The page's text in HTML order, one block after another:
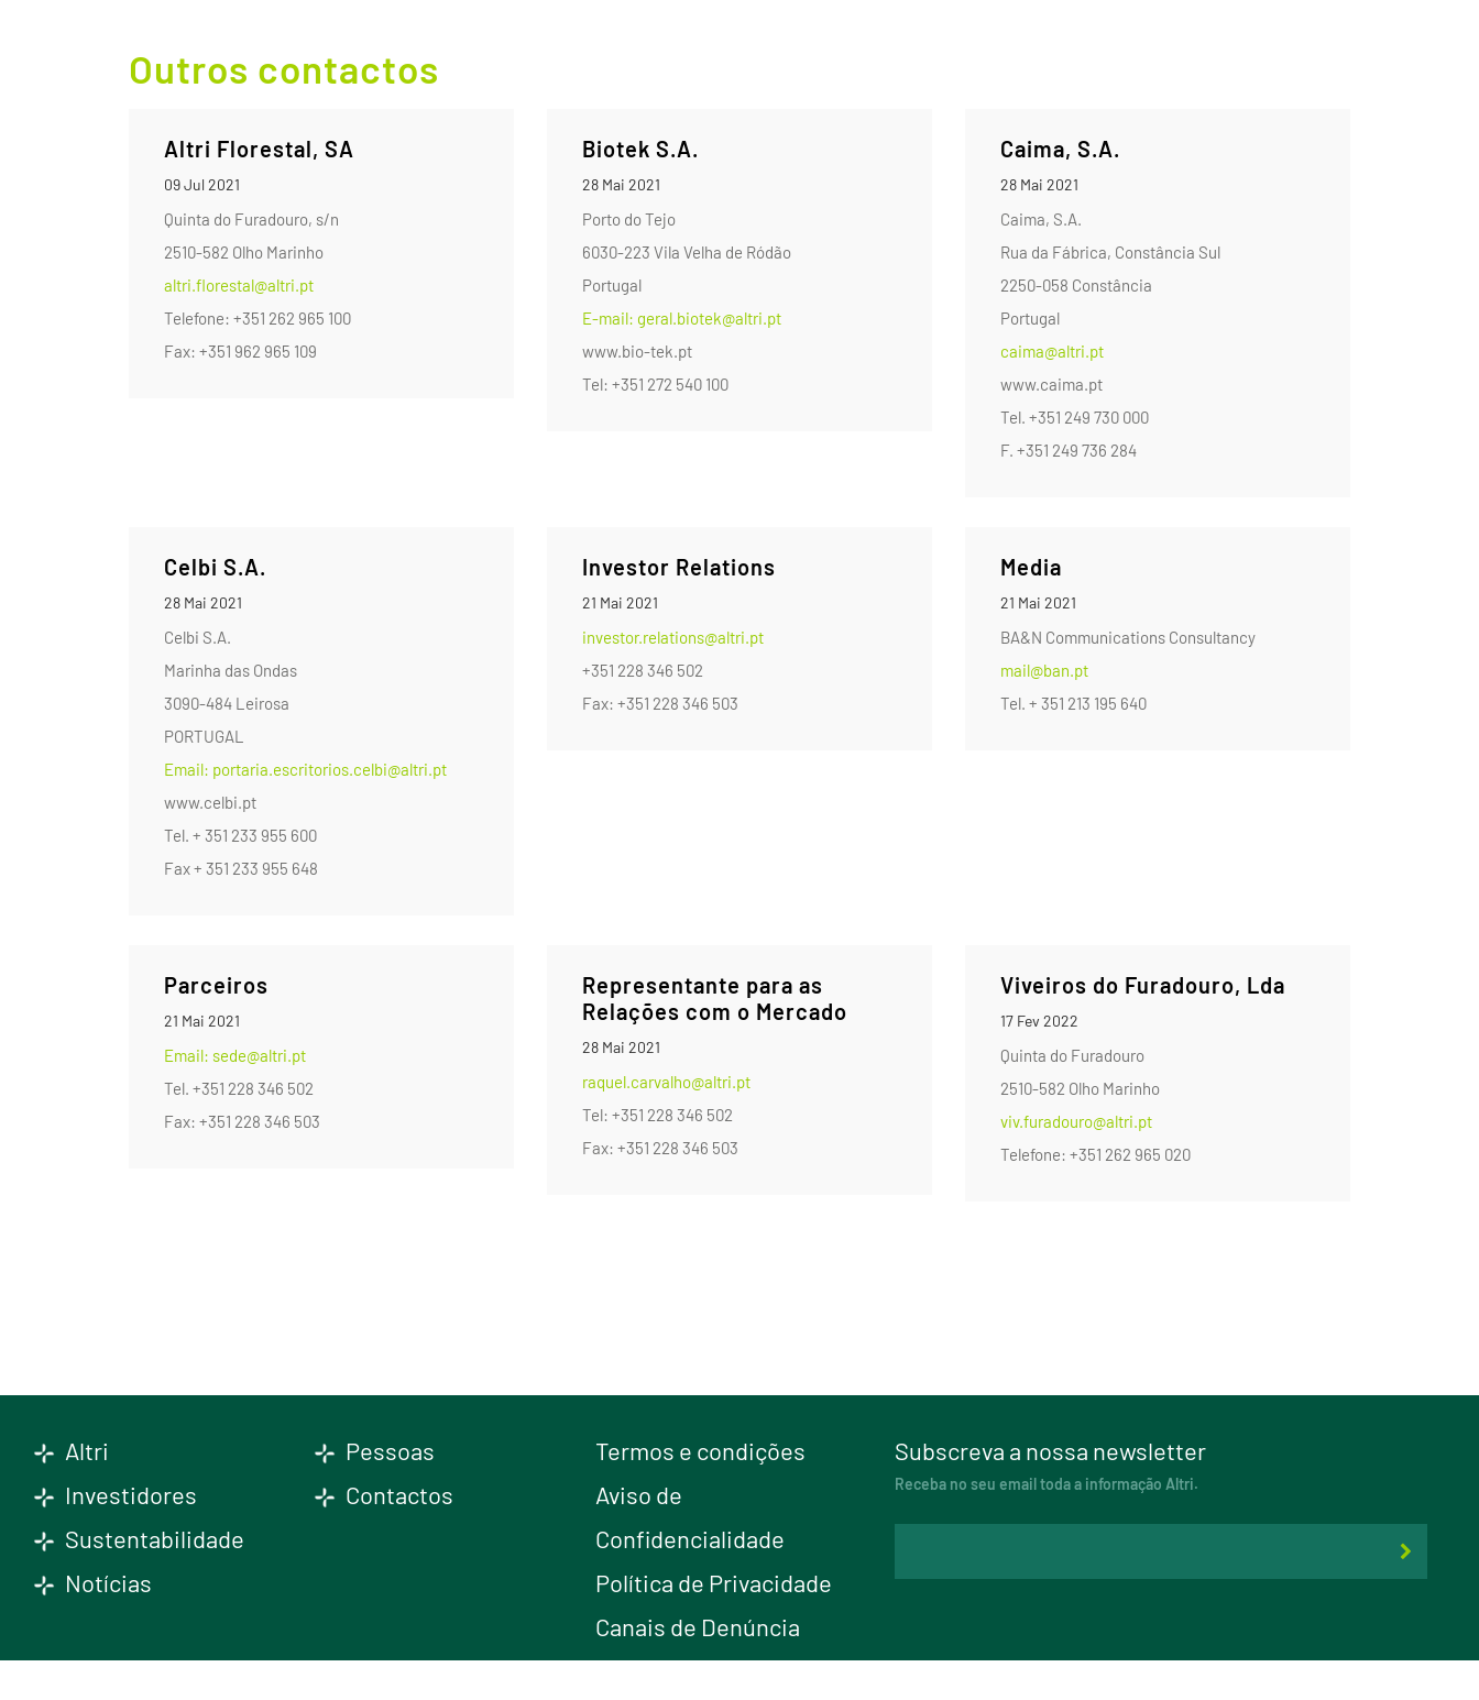
Outros contactos
Altri Florestal, SA
09 Jul 2021
Quinta do Furadouro, s/n
2510-582 Olho Marinho
altri.florestal@altri.pt
Telefone: +351 262 965 100
Fax: +351 962 965 109
Biotek S.A.
28 Mai 2021
Porto do Tejo
6030-223 Vila Velha de Ródão
Portugal
E-mail: geral.biotek@altri.pt
www.bio-tek.pt
Tel: +351 272 540 100
Caima, S.A.
28 Mai 2021
Caima, S.A.
Rua da Fábrica, Constância Sul
2250-058 Constância
Portugal
caima@altri.pt
www.caima.pt
Tel. +351 249 730 000
F. +351 249 736 284
Celbi S.A.
28 Mai 2021
Celbi S.A.
Marinha das Ondas
3090-484 Leirosa
PORTUGAL
Email: portaria.escritorios.celbi@altri.pt
www.celbi.pt
Tel. + 351 233 955 600
Fax + 351 233 955 648
Investor Relations
21 Mai 2021
investor.relations@altri.pt
+351 228 346 502
Fax: +351 228 346 503
Media
21 Mai 2021
BA&N Communications Consultancy
mail@ban.pt
Tel. + 351 213 195 640
Parceiros
21 Mai 2021
Email: sede@altri.pt
Tel. +351 228 346 502
Fax: +351 228 346 503
Representante para as
Relações com o Mercado
28 Mai 2021
raquel.carvalho@altri.pt
Tel: +351 228 346 502
Fax: +351 228 346 503
Viveiros do Furadouro, Lda
17 Fev 2022
Quinta do Furadouro
2510-582 Olho Marinho
viv.furadouro@altri.pt
Telefone: +351 262 965 020
Altri
Investidores
Sustentabilidade
Notícias
Pessoas
Contactos
Termos e condições
Aviso de
Confidencialidade
Política de Privacidade
Canais de Denúncia
Altri
Subscreva a nossa newsletter
Receba no seu email toda a informação Altri.